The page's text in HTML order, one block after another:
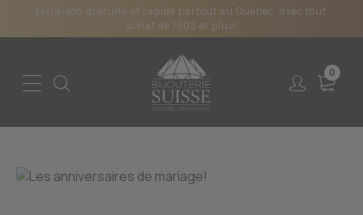
Livraison gratuite et rapide partout au Québec, avec tout
achat de 150$ et plus!
0